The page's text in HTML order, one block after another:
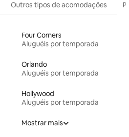
Outros tipos de acomodações
Four Corners
Aluguéis por temporada
Orlando
Aluguéis por temporada
Hollywood
Aluguéis por temporada
Mostrar mais